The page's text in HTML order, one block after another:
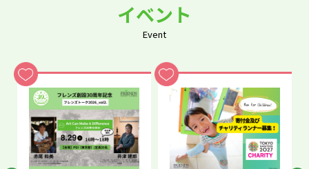
イベント
Event